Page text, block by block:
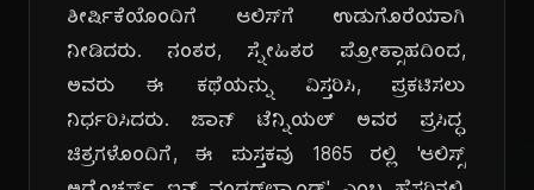
ಶೀರ್ಷಿಕೆಯೊಂದಿಗೆ ಆಲಿಸ್‌ಗೆ ಉಡುಗೊರೆಯಾಗಿ
ನೀಡಿದರು. ನಂತರ, ಸ್ನೇಹಿತರ ಪ್ರೋತ್ಸಾಹದಿಂದ,
ಅವರು ಈ ಕಥೆಯನ್ನು ವಿಸ್ತರಿಸಿ, ಪ್ರಕಟಿಸಲು
ನಿರ್ಧರಿಸಿದರು. ಜಾನ್ ಟೆನ್ನಿಯಲ್ ಅವರ ಪ್ರಸಿದ್ಧ
ಚಿತ್ರಗಳೊಂದಿಗೆ, ಈ ಪುಸ್ತಕವು 1865 ರಲ್ಲಿ 'ಆಲಿಸ್ಸ್